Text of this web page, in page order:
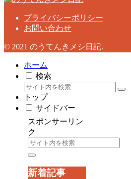
プライバシーポリシー
お問い合わせ
© 2021 のうてんきメシ日記.
ホーム
検索
トップ
サイドバー
スポンサーリン
ク
新着記事